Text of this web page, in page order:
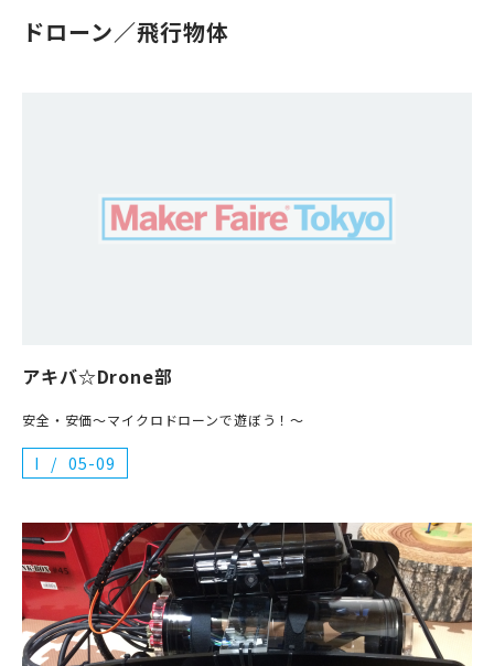
ドローン／⾶⾏物体
アキバ☆Drone部
安全・安価〜マイクロドローンで遊ぼう！〜
I 05-09